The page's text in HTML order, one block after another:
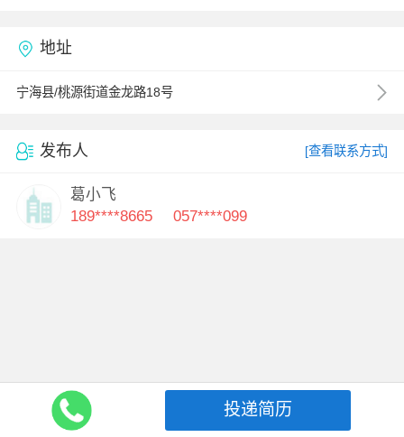
地址
宁海县/桃源街道金龙路18号
发布人 [查看联系方式]
葛小飞
189****8665
057****099
投递简历